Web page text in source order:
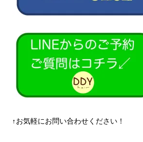
↑お気軽にお問い合わせください！